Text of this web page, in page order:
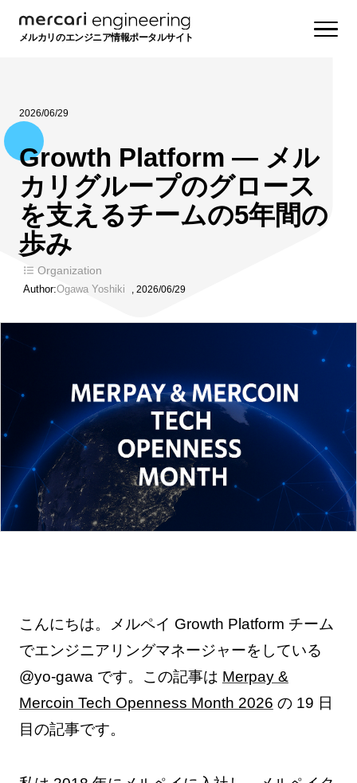
メルカリのエンジニア情報ポータルサイト
2026/06/29
Growth Platform ― メル
カリグループのグロース
を支えるチームの5年間の
歩み
Organization
Author:Ogawa Yoshiki , 2026/06/29
こんにちは。メルペイ Growth Platform チーム
でエンジニアリングマネージャーをしている
@yo-gawa です。この記事は Merpay &
Mercoin Tech Openness Month 2026 の 19 日
目の記事です。